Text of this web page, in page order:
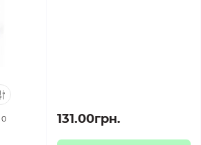
0 131.00грн.